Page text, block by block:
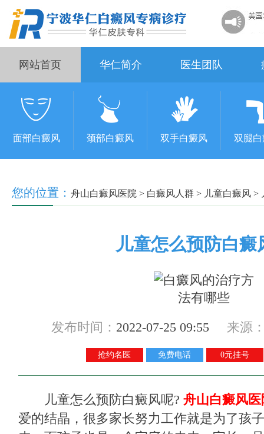
网站首页 华仁简介 医生团队
面部白癜风 颈部白癜风 双手白癜风 双腿
您的位置： 舟山白癜风医院 > 白癜风人群 > 儿童白癜风 >
儿童怎么预防白癜
发布时间： 2022-07-25 09:55 来源
抢约名医 免费电话 0元挂号
儿童怎么预防白癜风呢? 舟山白癜风
爱的结晶，很多家长努力工作就是为了孩